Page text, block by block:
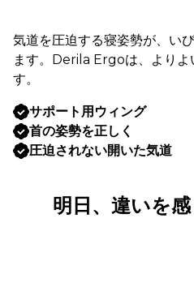
気道を圧迫する寝姿勢が、い
ます。Derila Ergoは、よりよ
す。
サポート用ウィング
首の姿勢を正しく
圧迫されない開いた気道
明日、違いを